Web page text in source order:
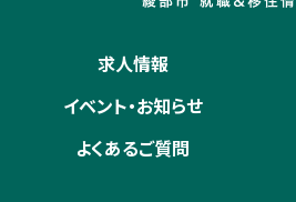
求人情報
イベント・お知らせ
よくあるご質問